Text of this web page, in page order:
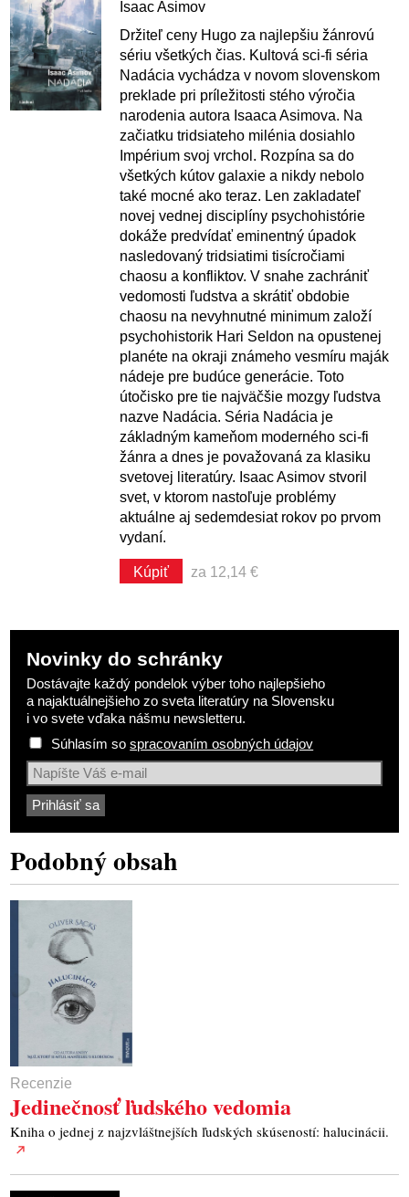
Isaac Asimov
Držiteľ ceny Hugo za najlepšiu žánrovú
sériu všetkých čias. Kultová sci-fi séria
Nadácia vychádza v novom slovenskom
preklade pri príležitosti stého výročia
narodenia autora Isaaca Asimova. Na
začiatku tridsiateho milénia dosiahlo
Impérium svoj vrchol. Rozpína sa do
všetkých kútov galaxie a nikdy nebolo
také mocné ako teraz. Len zakladateľ
novej vednej disciplíny psychohistórie
dokáže predvídať eminentný úpadok
nasledovaný tridsiatimi tisícročiami
chaosu a konfliktov. V snahe zachrániť
vedomosti ľudstva a skrátiť obdobie
chaosu na nevyhnutné minimum založí
psychohistorik Hari Seldon na opustenej
planéte na okraji známeho vesmíru maják
nádeje pre budúce generácie. Toto
útočisko pre tie najväčšie mozgy ľudstva
nazve Nadácia. Séria Nadácia je
základným kameňom moderného sci-fi
žánra a dnes je považovaná za klasiku
svetovej literatúry. Isaac Asimov stvoril
svet, v ktorom nastoľuje problémy
aktuálne aj sedemdesiat rokov po prvom
vydaní.
Kúpiť za 12,14 €
Novinky do schránky
Dostávajte každý pondelok výber toho najlepšieho
a najaktuálnejšieho zo sveta literatúry na Slovensku
i vo svete vďaka nášmu newsletteru.
Súhlasím sospracovaním osobných údajov
Podobný obsah
Recenzie
Jedinečnosť ľudského vedomia
Kniha o jednej z najzvláštnejších ľudských skúseností: halucinácii.